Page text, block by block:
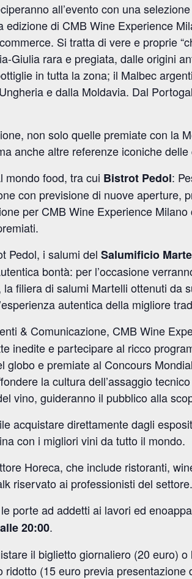
all’evento con una
di CMB Wine Experience
Si tratta di vere e proprie
Giulia rara e pregiata, dalle origini
in tutta la zona; il Malbec
e dalla Moldavia. Dal
non solo quelle premiate con la
anche altre referenze iconiche
mondo food, tra cui Bistrot Pedol:
con previsione di nuove aperture,
per CMB Wine Experience
Pedol, i salumi del Salumificio
bontà: per l’occasione
la filiera di salumi Martelli ottenuti da
autentica della migliore
& Comunicazione, CMB Wine
inedite e partecipare al ricco
e premiate al Concours
la cultura dell’assaggio
vino, guideranno il pubblico alla
acquistare direttamente dagli
con i migliori vini da tutto il mondo.
Horeca, che include ristoranti,
riservato ai professionisti del settore.
porte ad addetti ai lavori ed
20:00.
il biglietto giornaliero (20 euro)
(15 euro previa presentazione